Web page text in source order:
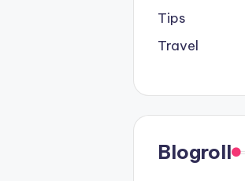
Tips
Travel
Blogroll